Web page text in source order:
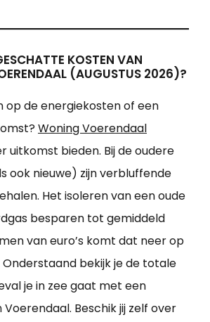
KOSTEN VAN
(AUGUSTUS 2026)?
op de energiekosten of een
Woning Voerendaal
uitkomst bieden. Bij de oudere
ook nieuwe) zijn verbluffende
Het isoleren van een oude
besparen tot gemiddeld
van euro’s komt dat neer op
bekijk je de totale
je in zee gaat met een
Beschik jij zelf over